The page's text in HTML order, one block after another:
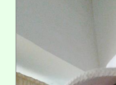
心理、諮
系所師生